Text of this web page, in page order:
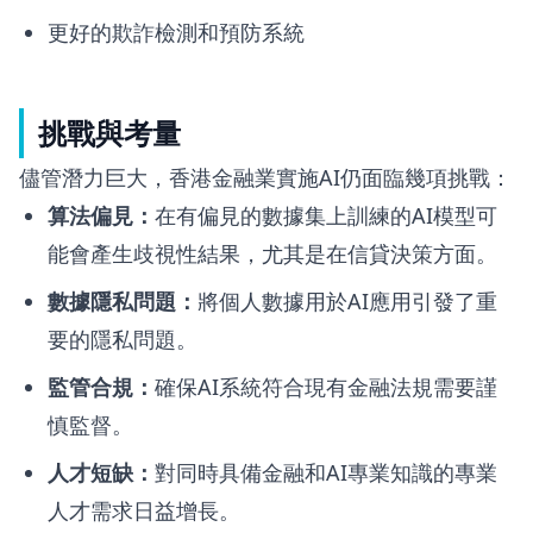
更好的欺詐檢測和預防系統
挑戰與考量
儘管潛力巨大，香港金融業實施AI仍面臨幾項挑戰：
算法偏見： 在有偏見的數據集上訓練的AI模型可
能會產生歧視性結果，尤其是在信貸決策方面。
數據隱私問題： 將個人數據用於AI應用引發了重
要的隱私問題。
監管合規： 確保AI系統符合現有金融法規需要謹
慎監督。
人才短缺： 對同時具備金融和AI專業知識的專業
人才需求日益增長。